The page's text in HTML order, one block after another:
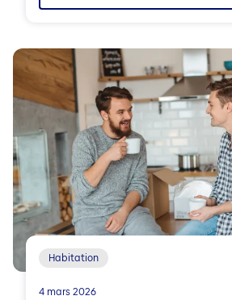
Habitation
4 mars 2026